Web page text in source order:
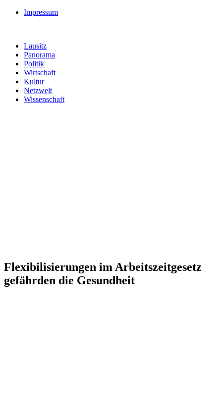
Impressum
Lausitz
Panorama
Politik
Wirtschaft
Kultur
Netzwelt
Wissenschaft
Flexibilisierungen im Arbeitszeitgesetz
gefährden die Gesundheit